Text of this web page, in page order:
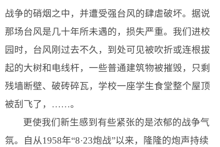
战争的硝烟之中，并遭受强台风的肆虐破坏。据说
那场台风是几十年所未遇的，损失严重。我们进校
园时，台风刚过去不久，到处可见被吹折或连根拔
起的大树和电线杆，一些普通建筑物被摧毁，只剩
残墙断壁、破砖碎瓦，学校一座学生食堂整个屋顶
被刮飞了，……。
更使我们新生感到有些紧张的是浓郁的战争气
氛。自从1958年“8·23炮战”以来，隆隆的炮声持续